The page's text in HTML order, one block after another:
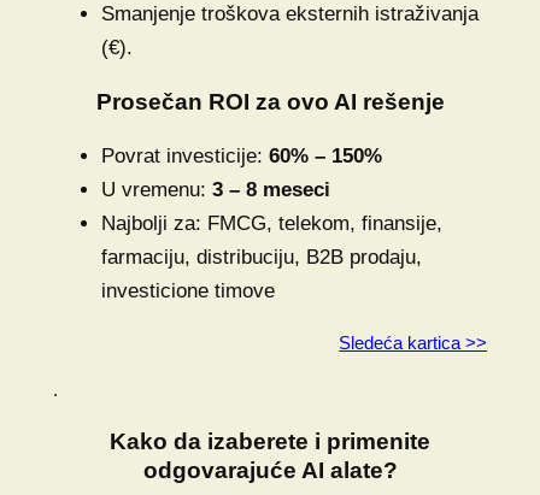
Smanjenje troškova eksternih istraživanja
(€).
Prosečan ROI za ovo AI rešenje
Povrat investicije: 60% – 150%
U vremenu: 3 – 8 meseci
Najbolji za: FMCG, telekom, finansije,
farmaciju, distribuciju, B2B prodaju,
investicione timove
Sledeća kartica >>
.
Kako da izaberete i primenite
odgovarajuće AI alate?